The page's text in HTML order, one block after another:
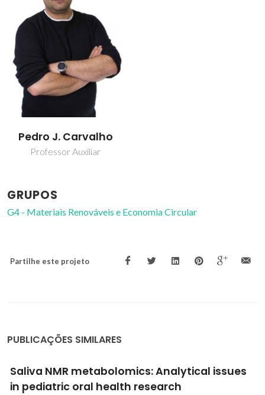
Pedro J. Carvalho
Professor Auxiliar
GRUPOS
G4 - Materiais Renováveis e Economia Circular
Partilhe este projeto
PUBLICAÇÕES SIMILARES
Saliva NMR metabolomics: Analytical issues
in pediatric oral health research